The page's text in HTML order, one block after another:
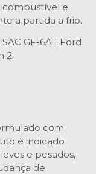
e
a partida a frio.
GF-6A | Ford
2.
com
é indicado
e pesados,
de